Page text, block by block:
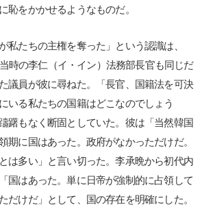
恥をかかせるようなものだ。
たちの主権を奪った」という認識は、
時の李仁（イ・イン）法務部長官も同じだ
議員が彼に尋ねた。「長官、国籍法を可決
いる私たちの国籍はどこなのでしょう
躇もなく断固としていた。彼は「当然韓国
期に国はあった。政府がなかっただけだ。
は多い」と言い切った。李承晩から初代内
国はあった。単に日帝が強制的に占領して
だけだ」として、国の存在を明確にした。